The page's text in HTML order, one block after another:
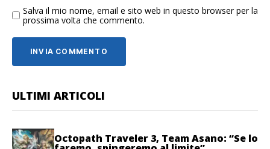
Salva il mio nome, email e sito web in questo browser per la
prossima volta che commento.
ULTIMI ARTICOLI
Octopath Traveler 3, Team Asano: “Se lo